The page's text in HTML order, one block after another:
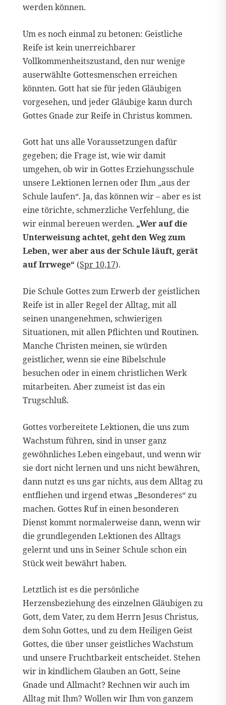
werden können.
Um es noch einmal zu betonen: Geistliche
Reife ist kein unerreichbarer
Vollkommenheitszustand, den nur wenige
auserwählte Gottesmenschen erreichen
könnten. Gott hat sie für jeden Gläubigen
vorgesehen, und jeder Gläubige kann durch
Gottes Gnade zur Reife in Christus kommen.
Gott hat uns alle Voraussetzungen dafür
gegeben; die Frage ist, wie wir damit
umgehen, ob wir in Gottes Erziehungsschule
unsere Lektionen lernen oder Ihm „aus der
Schule laufen“. Ja, das können wir – aber es ist
eine törichte, schmerzliche Verfehlung, die
wir einmal bereuen werden. „Wer auf die
Unterweisung achtet, geht den Weg zum
Leben, wer aber aus der Schule läuft, gerät
auf Irrwege“ (Spr 10,17).
Die Schule Gottes zum Erwerb der geistlichen
Reife ist in aller Regel der Alltag, mit all
seinen unangenehmen, schwierigen
Situationen, mit allen Pflichten und Routinen.
Manche Christen meinen, sie würden
geistlicher, wenn sie eine Bibelschule
besuchen oder in einem christlichen Werk
mitarbeiten. Aber zumeist ist das ein
Trugschluß.
Gottes vorbereitete Lektionen, die uns zum
Wachstum führen, sind in unser ganz
gewöhnliches Leben eingebaut, und wenn wir
sie dort nicht lernen und uns nicht bewähren,
dann nutzt es uns gar nichts, aus dem Alltag zu
entfliehen und irgend etwas „Besonderes“ zu
machen. Gottes Ruf in einen besonderen
Dienst kommt normalerweise dann, wenn wir
die grundlegenden Lektionen des Alltags
gelernt und uns in Seiner Schule schon ein
Stück weit bewährt haben.
Letztlich ist es die persönliche
Herzensbeziehung des einzelnen Gläubigen zu
Gott, dem Vater, zu dem Herrn Jesus Christus,
dem Sohn Gottes, und zu dem Heiligen Geist
Gottes, die über unser geistliches Wachstum
und unsere Fruchtbarkeit entscheidet. Stehen
wir in kindlichem Glauben an Gott, Seine
Gnade und Allmacht? Rechnen wir auch im
Alltag mit Ihm? Wollen wir Ihm von ganzem